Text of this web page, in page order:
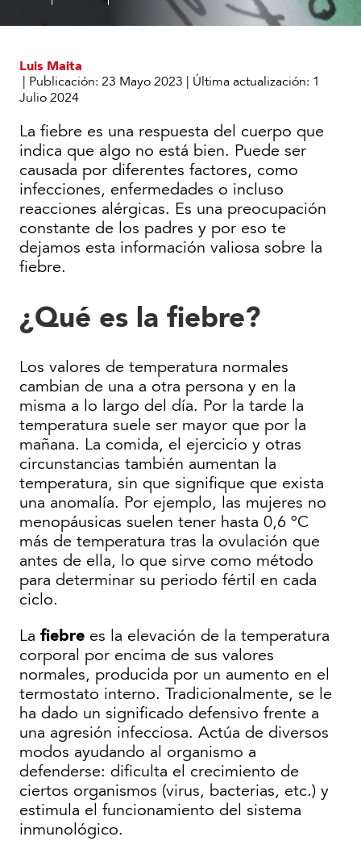
Luis Maita
Publicación: 23 Mayo 2023 Última actualización: 1
Julio 2024
La fiebre es una respuesta del cuerpo que
indica que algo no está bien. Puede ser
causada por diferentes factores, como
infecciones, enfermedades o incluso
reacciones alérgicas. Es una preocupación
constante de los padres y por eso te
dejamos esta información valiosa sobre la
fiebre.
¿Qué es la fiebre?
Los valores de temperatura normales
cambian de una a otra persona y en la
misma a lo largo del día. Por la tarde la
temperatura suele ser mayor que por la
mañana. La comida, el ejercicio y otras
circunstancias también aumentan la
temperatura, sin que signifique que exista
una anomalía. Por ejemplo, las mujeres no
menopáusicas suelen tener hasta 0,6 ºC
más de temperatura tras la ovulación que
antes de ella, lo que sirve como método
para determinar su periodo fértil en cada
ciclo.
La fiebre es la elevación de la temperatura
corporal por encima de sus valores
normales, producida por un aumento en el
termostato interno. Tradicionalmente, se le
ha dado un significado defensivo frente a
una agresión infecciosa. Actúa de diversos
modos ayudando al organismo a
defenderse: dificulta el crecimiento de
ciertos organismos (virus, bacterias, etc.) y
estimula el funcionamiento del sistema
inmunológico.